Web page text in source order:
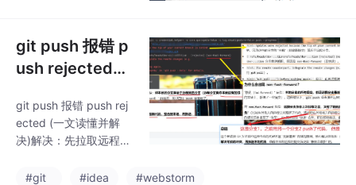
git push 报错 p
ush rejected
决)
git push 报错 push rej
ected (一文读懂并解
决)解决：先拉取远程最
#git
#idea #webstorm